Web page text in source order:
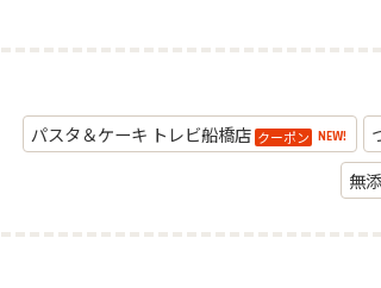
パスタ＆ケーキ トレビ船橋店 クーポン NEW!
無